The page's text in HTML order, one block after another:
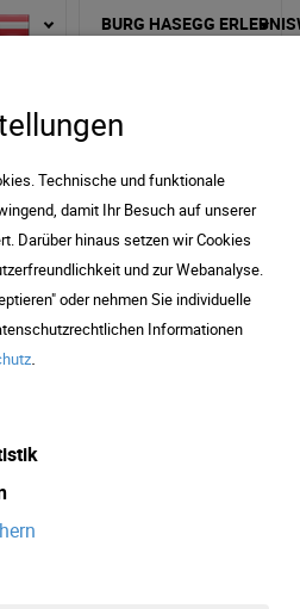
BURG HASEGG
Technische und funktionale
damit Ihr Besuch auf unserer
Darüber hinaus setzen wir Cookies
und zur Webanalyse.
oder nehmen Sie individuelle
Informationen
.